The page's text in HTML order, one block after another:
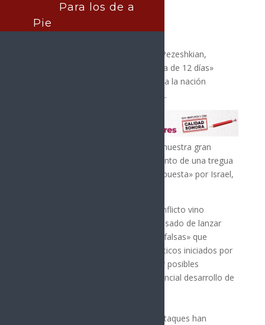
El presidente iraní, Masud Pezeshkian,
anunció el martes el «fin de la guerra de 12 días»
impuesta por Israel, en un mensaje a la nación
difundido por la agencia oficial IRNA.
«Hoy, tras la heroica resistencia de nuestra gran
nación (…) asistimos al establecimiento de una tregua
y al fin de esta guerra de 12 días impuesta» por Israel,
Pezeshkian ha asegurado que el conflicto vino
«impuesto» por Israel, al que ha acusado de lanzar
«ataques terroristas» con excusas «falsas» que
contravenían los esfuerzos diplomáticos iniciados por
las autoridades iraníes para resolver posibles
«malentendidos», en alusión al potencial desarrollo de
Pese a que ha reconocido que los ataques han
Para los de a
Pie